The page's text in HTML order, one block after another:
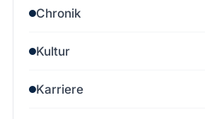
Chronik
Kultur
Karriere